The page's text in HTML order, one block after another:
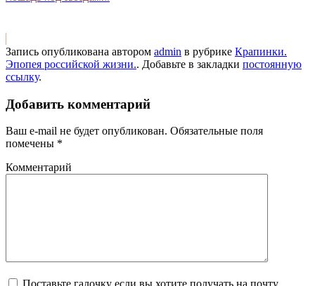
Запись опубликована автором admin в рубрике Крапинки.
Эпопея российской жизни.. Добавьте в закладки постоянную
ссылку.
Добавить комментарий
Ваш e-mail не будет опубликован. Обязательные поля
помечены *
Комментарий